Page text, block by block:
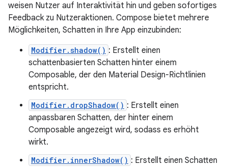
weisen Nutzer auf Interaktivität hin und geben sofortiges
Feedback zu Nutzeraktionen. Compose bietet mehrere
Möglichkeiten, Schatten in Ihre App einzubinden:
Modifier.shadow() : Erstellt einen
schattenbasierten Schatten hinter einem
Composable, der den Material Design-Richtlinien
entspricht.
Modifier.dropShadow() : Erstellt einen
anpassbaren Schatten, der hinter einem
Composable angezeigt wird, sodass es erhöht
wirkt.
Modifier.innerShadow() : Erstellt einen Schatten